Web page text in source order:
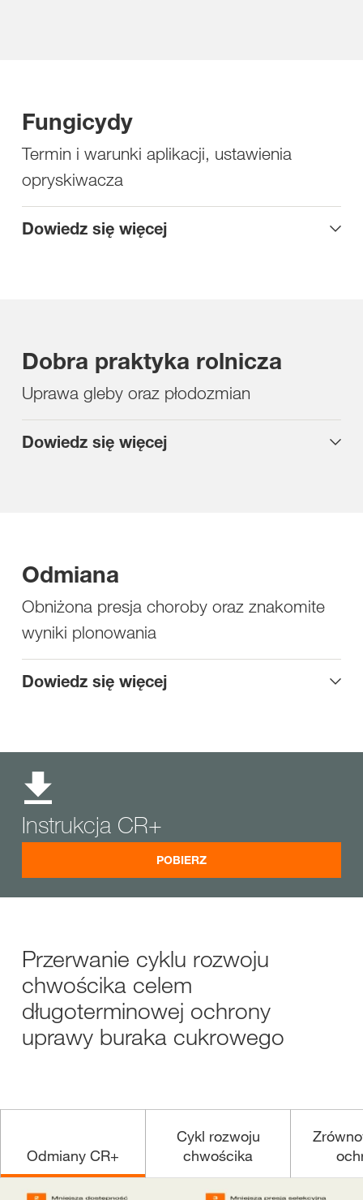
Fungicydy
Termin i warunki aplikacji, ustawienia
opryskiwacza
Dowiedz się więcej
Dobra praktyka rolnicza
Uprawa gleby oraz płodozmian
Dowiedz się więcej
Odmiana
Obniżona presja choroby oraz znakomite
wyniki plonowania
Dowiedz się więcej
Instrukcja CR+
POBIERZ
Przerwanie cyklu rozwoju
chwościka celem
długoterminowej ochrony
uprawy buraka cukrowego
Odmiany CR+
Cykl rozwoju
chwościka